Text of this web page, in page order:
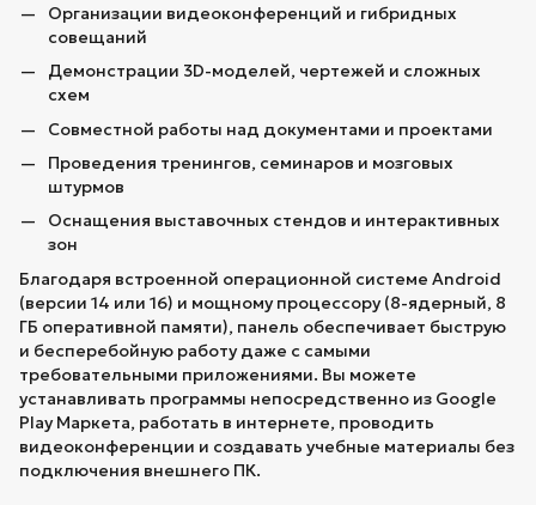
Организации видеоконференций и гибридных
совещаний
Демонстрации 3D-моделей, чертежей и сложных
схем
Совместной работы над документами и проектами
Проведения тренингов, семинаров и мозговых
штурмов
Оснащения выставочных стендов и интерактивных
зон
Благодаря встроенной операционной системе Android
(версии 14 или 16) и мощному процессору (8-ядерный, 8
ГБ оперативной памяти), панель обеспечивает быструю
и бесперебойную работу даже с самыми
требовательными приложениями. Вы можете
устанавливать программы непосредственно из Google
Play Маркета, работать в интернете, проводить
видеоконференции и создавать учебные материалы без
подключения внешнего ПК.